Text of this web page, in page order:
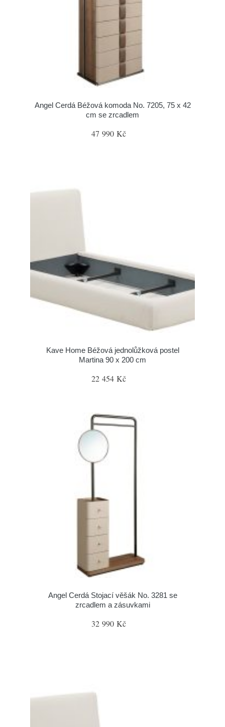
Angel Cerdá Béžová komoda No. 7205, 75 x 42
cm se zrcadlem
47 990 Kč
Kave Home Béžová jednolůžková postel
Martina 90 x 200 cm
22 454 Kč
Angel Cerdá Stojací věšák No. 3281 se
zrcadlem a zásuvkami
32 990 Kč